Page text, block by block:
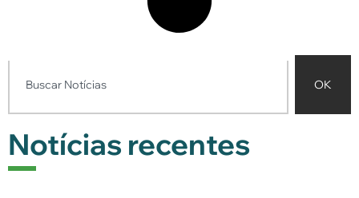
OK
Notícias recentes